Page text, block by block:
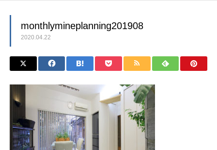
monthlymineplanning201908
2020.04.22